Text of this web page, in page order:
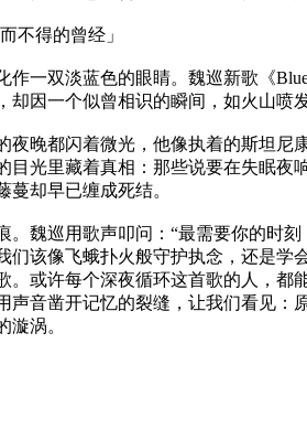
不得的曾经」
作一双淡蓝色的眼睛。魏巡新歌《
因一个似曾相识的瞬间，如火山喷
夜晚都闪着微光，他像执着的斯坦尼
目光里藏着真相：那些说要在失眠夜
却早已缠成死结。
魏巡用歌声叩问：“最需要你的时
该像飞蛾扑火般守护执念，还是学
。或许每个深夜循环这首歌的人，
音凿开记忆的裂缝，让我们看见：
涡。